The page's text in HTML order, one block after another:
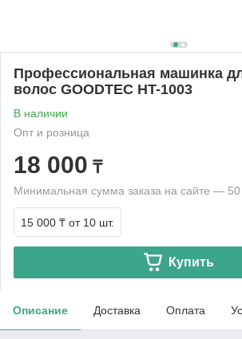
Профессиональная машинка
волос GOODTEC HT-1003
В наличии
Опт и розница
18 000 ₸
Минимальная сумма заказа на сайте —
15 000 ₸ от 10 шт.
Купить
Описание Доставка Оплата